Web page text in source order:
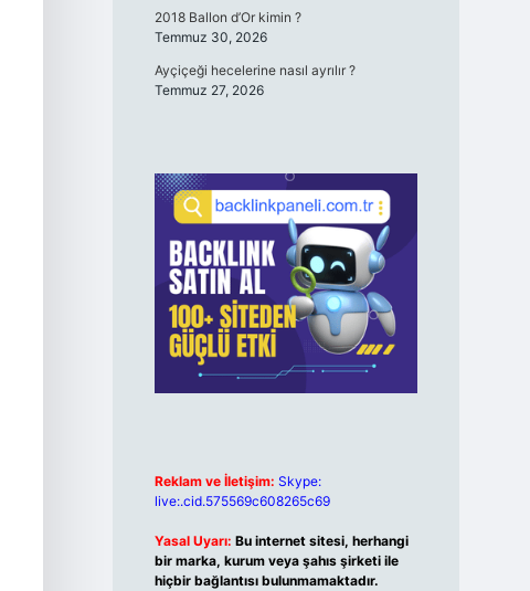
2018 Ballon d’Or kimin ?
Temmuz 30, 2026
Ayçiçeği hecelerine nasıl ayrılır ?
Temmuz 27, 2026
Reklam ve İletişim: Skype:
live:.cid.575569c608265c69
Yasal Uyarı: Bu internet sitesi, herhangi
bir marka, kurum veya şahıs şirketi ile
hiçbir bağlantısı bulunmamaktadır.